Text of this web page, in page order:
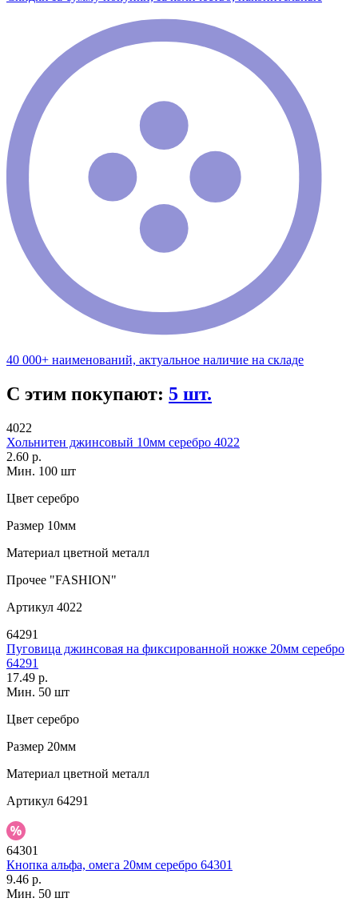
40 000+ наименований, актуальное наличие на складе
С этим покупают: 5 шт.
4022
Хольнитен джинсовый 10мм серебро 4022
2.60 р.
Мин. 100 шт
Цвет серебро
Размер 10мм
Материал цветной металл
Прочее "FASHION"
Артикул 4022
64291
Пуговица джинсовая на фиксированной ножке 20мм серебро
64291
17.49 р.
Мин. 50 шт
Цвет серебро
Размер 20мм
Материал цветной металл
Артикул 64291
64301
Кнопка альфа, омега 20мм серебро 64301
9.46 р.
Мин. 50 шт